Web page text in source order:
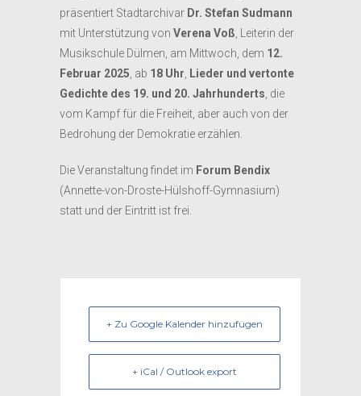
präsentiert Stadtarchivar Dr. Stefan Sudmann
mit Unterstützung von Verena Voß , Leiterin der
Musikschule Dülmen, am Mittwoch, dem 12.
Februar 2025 , ab 18 Uhr
Lieder und vertonte
Gedichte des 19. und 20. Jahrhunderts , die
vom Kampf für die Freiheit, aber auch von der
Bedrohung der Demokratie erzählen.
Die Veranstaltung findet im Forum Bendix
(Annette-von-Droste-Hülshoff-Gymnasium)
statt und der Eintritt ist frei.
+ Zu Google Kalender hinzufügen
+ iCal / Outlook export